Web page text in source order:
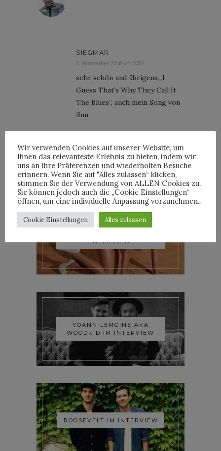
SIEGMAR
2. November 2016 at 12:50
sehr schön und übrigens,„I
Guess That’s Why They Call It
The Blues“, auch mein Song von
ihm
INTERVIEWS
INTERVIEW
YOANN LEMOINE AKA
WOODKID IM INTERVIEW
ROOSEVELT IM INTERVIEW
Wir verwenden Cookies auf unserer Website, um
Ihnen das relevanteste Erlebnis zu bieten, indem wir
uns an Ihre Präferenzen und wiederholten Besuche
erinnern. Wenn Sie auf "Alles zulassen“ klicken,
stimmen Sie der Verwendung von ALLEN Cookies zu.
Sie können jedoch auch die „Cookie Einstellungen“
öffnen, um eine individuelle Anpassung vorzunehmen..
Cookie Einstellungen Alles zulassen